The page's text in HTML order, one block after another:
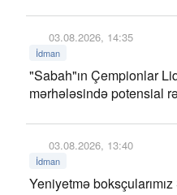
03.08.2026, 14:35
İdman
"Sabah"ın Çempionlar
mərhələsində potensial
03.08.2026, 13:40
İdman
Yeniyetmə